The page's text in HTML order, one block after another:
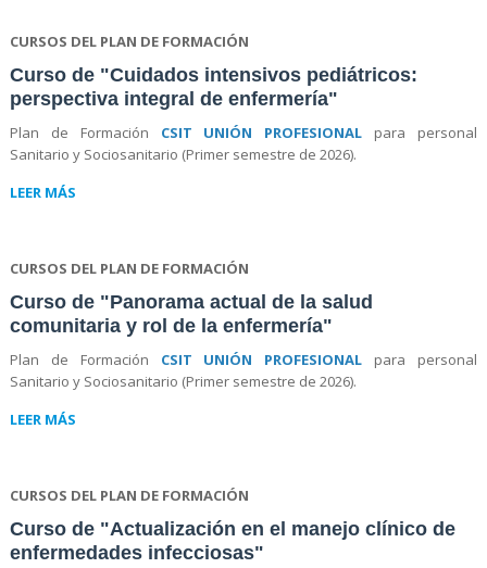
CURSOS DEL PLAN DE FORMACIÓN
Curso de "Cuidados intensivos pediátricos:
perspectiva integral de enfermería"
Plan de Formación CSIT UNIÓN PROFESIONAL para personal
Sanitario y Sociosanitario (Primer semestre de 2026).
LEER MÁS
CURSOS DEL PLAN DE FORMACIÓN
Curso de "Panorama actual de la salud
comunitaria y rol de la enfermería"
Plan de Formación CSIT UNIÓN PROFESIONAL para personal
Sanitario y Sociosanitario (Primer semestre de 2026).
LEER MÁS
CURSOS DEL PLAN DE FORMACIÓN
Curso de "Actualización en el manejo clínico de
enfermedades infecciosas"